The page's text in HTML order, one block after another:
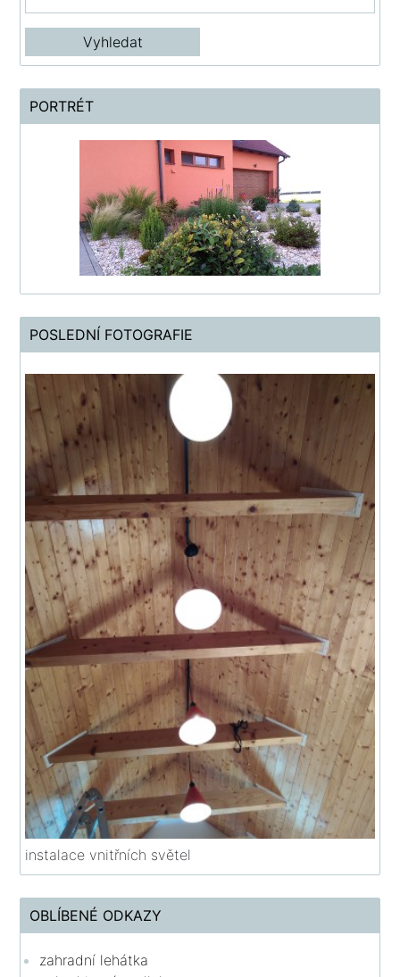
PORTRÉT
POSLEDNÍ FOTOGRAFIE
instalace vnitřních světel
OBLÍBENÉ ODKAZY
zahradní lehátka